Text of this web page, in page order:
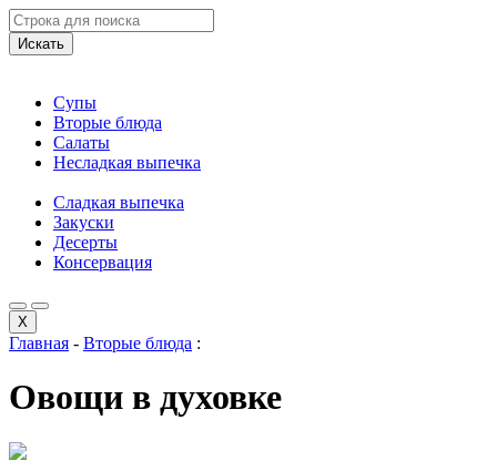
Искать
Супы
Вторые блюда
Салаты
Несладкая выпечка
Сладкая выпечка
Закуски
Десерты
Консервация
X
Главная - Вторые блюда :
Овощи в духовке